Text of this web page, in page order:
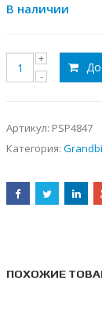
В наличии
Артикул: PSP4847
Категория:
ПОХОЖИЕ